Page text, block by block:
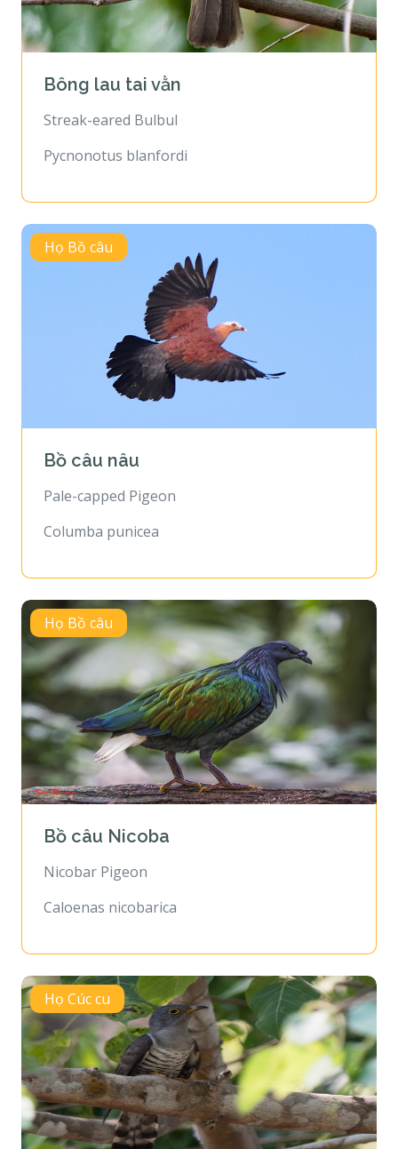
Bông lau tai vằn
Streak-eared Bulbul
Pycnonotus blanfordi
Họ Bồ câu
Bồ câu nâu
Pale-capped Pigeon
Columba punicea
Họ Bồ câu
Bồ câu Nicoba
Nicobar Pigeon
Caloenas nicobarica
Họ Cúc cu